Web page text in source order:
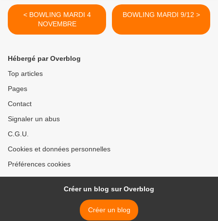
< BOWLING MARDI 4
NOVEMBRE
BOWLING MARDI 9/12 >
Hébergé par Overblog
Top articles
Pages
Contact
Signaler un abus
C.G.U.
Cookies et données personnelles
Préférences cookies
Créer un blog sur Overblog
Créer un blog